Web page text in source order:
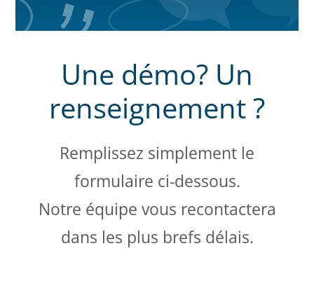
Une démo? Un
renseignement ?
Remplissez simplement le
formulaire ci-dessous.
Notre équipe vous recontactera
dans les plus brefs délais.